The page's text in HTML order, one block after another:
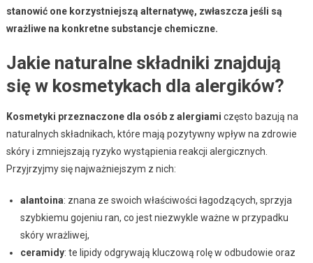
stanowić one korzystniejszą alternatywę, zwłaszcza jeśli są
wrażliwe na konkretne substancje chemiczne.
Jakie naturalne składniki znajdują
się w kosmetykach dla alergików?
Kosmetyki przeznaczone dla osób z alergiami często bazują na
naturalnych składnikach, które mają pozytywny wpływ na zdrowie
skóry i zmniejszają ryzyko wystąpienia reakcji alergicznych.
Przyjrzyjmy się najważniejszym z nich:
alantoina: znana ze swoich właściwości łagodzących, sprzyja
szybkiemu gojeniu ran, co jest niezwykle ważne w przypadku
skóry wrażliwej,
ceramidy: te lipidy odgrywają kluczową rolę w odbudowie oraz